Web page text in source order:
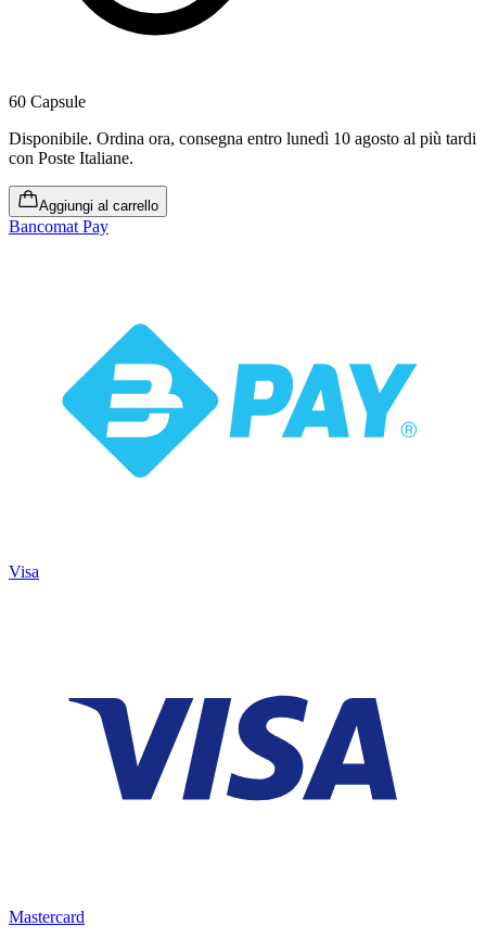
60 Capsule
Disponibile. Ordina ora, consegna entro lunedì 10 agosto al più tardi
con Poste Italiane.
Aggiungi al carrello
Bancomat Pay
Visa
Mastercard